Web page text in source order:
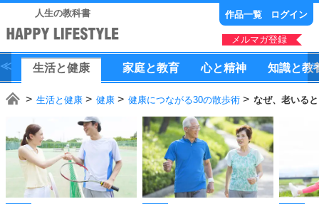
人生の教科書 作品一覧 ログイン
メルマガ登録
生活と健康 家庭と教育 心と精神 知識と教
生活と健康 健康 健康につながる30の散歩術 なぜ、老いる